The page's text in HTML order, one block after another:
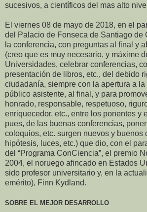
sucesivos, a científicos del mas alto
El viernes 08 de mayo de 2018, en el
del Palacio de Fonseca de Santiago de
la conferencia, con preguntas al final y
(creo que es muy necesario, y máxime
Universidades, celebrar conferencias,
presentación de libros, etc., del debido
ciudadanía, siempre con la apertura a la
público asistente, al final, y para
honrado, responsable, respetuoso,
enriquecedor, etc., entre los ponentes y
pues, de las buenas conferencias,
coloquios, etc. surgen nuevos y buenos
hipótesis, luces, etc.) que dio, con el
del “Programa ConCiencia”, el premio
2004, el noruego afincado en Estados
sido profesor universitario y, en la
emérito), Finn Kydland.
SOBRE EL MEJOR DESARROLLO